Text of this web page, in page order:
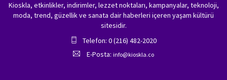
Kioskla, etkinlikler, indirimler, lezzet noktaları, kampanyalar, teknoloji,
moda, trend, güzellik ve sanata dair haberleri içeren yaşam kültürü
sitesidir.
Telefon: 0 (216) 482-2020
E-Posta: info@kioskla.co